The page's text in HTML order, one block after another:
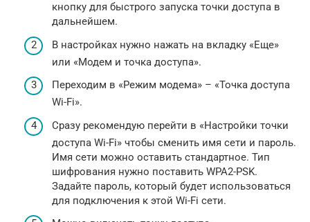
кнопку для быстрого запуска точки доступа в
дальнейшем.
В настройках нужно нажать на вкладку «Еще»
или «Модем и точка доступа».
Переходим в «Режим модема» – «Точка доступа
Wi-Fi».
Сразу рекомендую перейти в «Настройки точки
доступа Wi-Fi» чтобы сменить имя сети и пароль.
Имя сети можно оставить стандартное. Тип
шифрования нужно поставить WPA2-PSK.
Задайте пароль, который будет использоваться
для подключения к этой Wi-Fi сети.